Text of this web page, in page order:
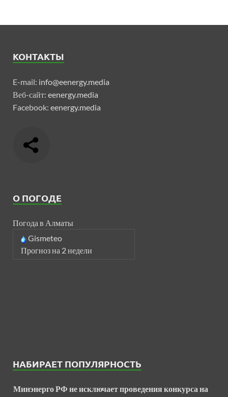
КОНТАКТЫ
E-mail: info@eenergy.media
Веб-сайт: eenergy.media
Facebook: eenergy.media
О ПОГОДЕ
Погода в Алматы
Gismeteo
Прогноз на 2 недели
НАБИРАЕТ ПОПУЛЯРНОСТЬ
Минэнерго РФ не исключает проведения конкурса на